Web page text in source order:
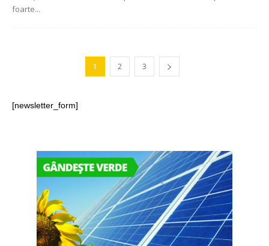
foarte...
1 2 3
[newsletter_form]